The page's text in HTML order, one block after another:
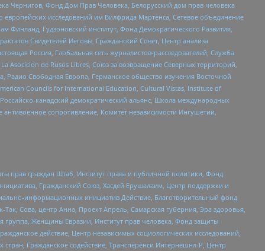
Чернигов, Фонд Дом Прав Человека, Белорусский дом прав человека
исследований им Вилфрида Мартенса, Сетевое объединение
Финланд, Гудзоновский институт, Фонд Демократического Развития,
Свидетелей Иеговы, Гражданский Совет, Центр анализа
Россия, Глобальная сеть журналистов-расследователей, Служба
Asocicion de Rusos Libres, Союз за возвращение Северных территорий,
Радио Свободная Европа, Германское общество изучения Восточной
Councils for International Education, Cultural Vistas, Institute of
канадский демократический альянс, Школа международных
сопротивление, Комитет независимости Ингушетии,
прав граждан Штаб, Институт права и публичной политики, Фонд
Гражданский Союз, Хасдей Ерушалаим, Центр поддержки и
информационных инициатив Действие, Благотворительный фонд
Сова, центр Анна, Проект Апрель, Самарская губерния, Эра здоровья,
Женщины Евразии, Институт прав человека, Фонд защиты
действие, Центр независимых социологических исследований,
Гражданское содействие, Трансперенси Интернешнл-Р, Центр